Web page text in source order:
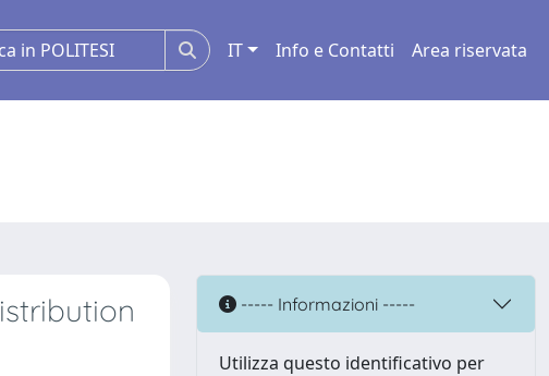
IT Info e Contatti Area riservata
----- Informazioni -----
Utilizza questo identificativo per